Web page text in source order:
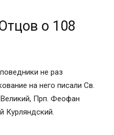
о 108
не раз
на него писали Св.
Прп. Феофан
Курляндский.